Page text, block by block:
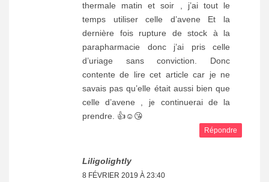
thermale matin et soir , j’ai tout le
temps utiliser celle d’avene Et la
dernière fois rupture de stock à la
parapharmacie donc j’ai pris celle
d’uriage sans conviction. Donc
contente de lire cet article car je ne
savais pas qu’elle était aussi bien que
celle d’avene , je continuerai de la
prendre. 👍☺️😘
Répondre
Liligolightly
8 FÉVRIER 2019 À 23:40